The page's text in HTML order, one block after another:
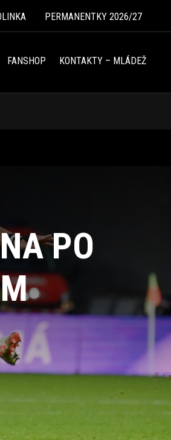
PERMANENTKY 2026/27
FANSHOP KONTAKTY – MLÁDEŽ
PO